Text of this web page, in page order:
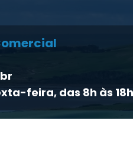
feira, das 8h às 18h